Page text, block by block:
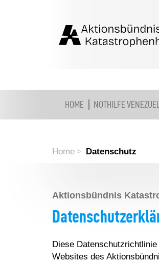
HOME NOTHILFE
Home Datenschutz
Aktionsbündnis
Diese
Websites des